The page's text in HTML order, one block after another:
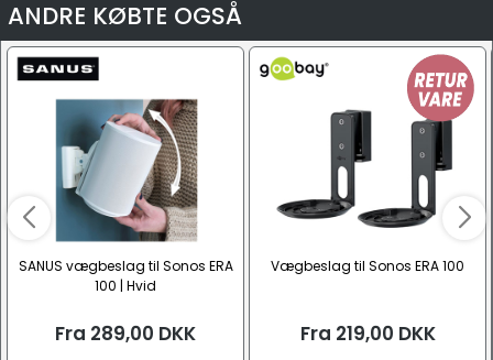
ANDRE KØBTE OGSÅ
SANUS vægbeslag til Sonos ERA
100 | Hvid
Fra 289,00 DKK
Vægbeslag til Sonos ERA 100
Fra 219,00 DKK